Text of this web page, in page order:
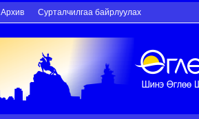
Архив Сурталчилгаа байрлуулах